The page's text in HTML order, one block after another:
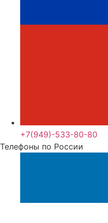
+7(949)-533-80-80
Телефоны по России